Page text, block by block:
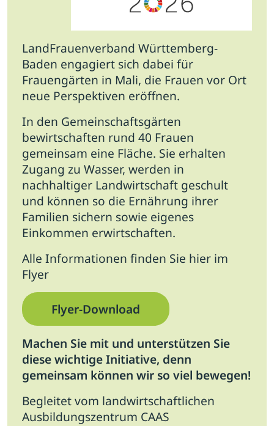
LandFrauenverband Württemberg-
Baden engagiert sich dabei für
Frauengärten in Mali, die Frauen vor Ort
neue Perspektiven eröffnen.
In den Gemeinschaftsgärten
bewirtschaften rund 40 Frauen
gemeinsam eine Fläche. Sie erhalten
Zugang zu Wasser, werden in
nachhaltiger Landwirtschaft geschult
und können so die Ernährung ihrer
Familien sichern sowie eigenes
Einkommen erwirtschaften.
Alle Informationen finden Sie hier im
Flyer
Flyer-Download
Machen Sie mit und unterstützen Sie
diese wichtige Initiative, denn
gemeinsam können wir so viel bewegen!
Begleitet vom landwirtschaftlichen
Ausbildungszentrum CAAS